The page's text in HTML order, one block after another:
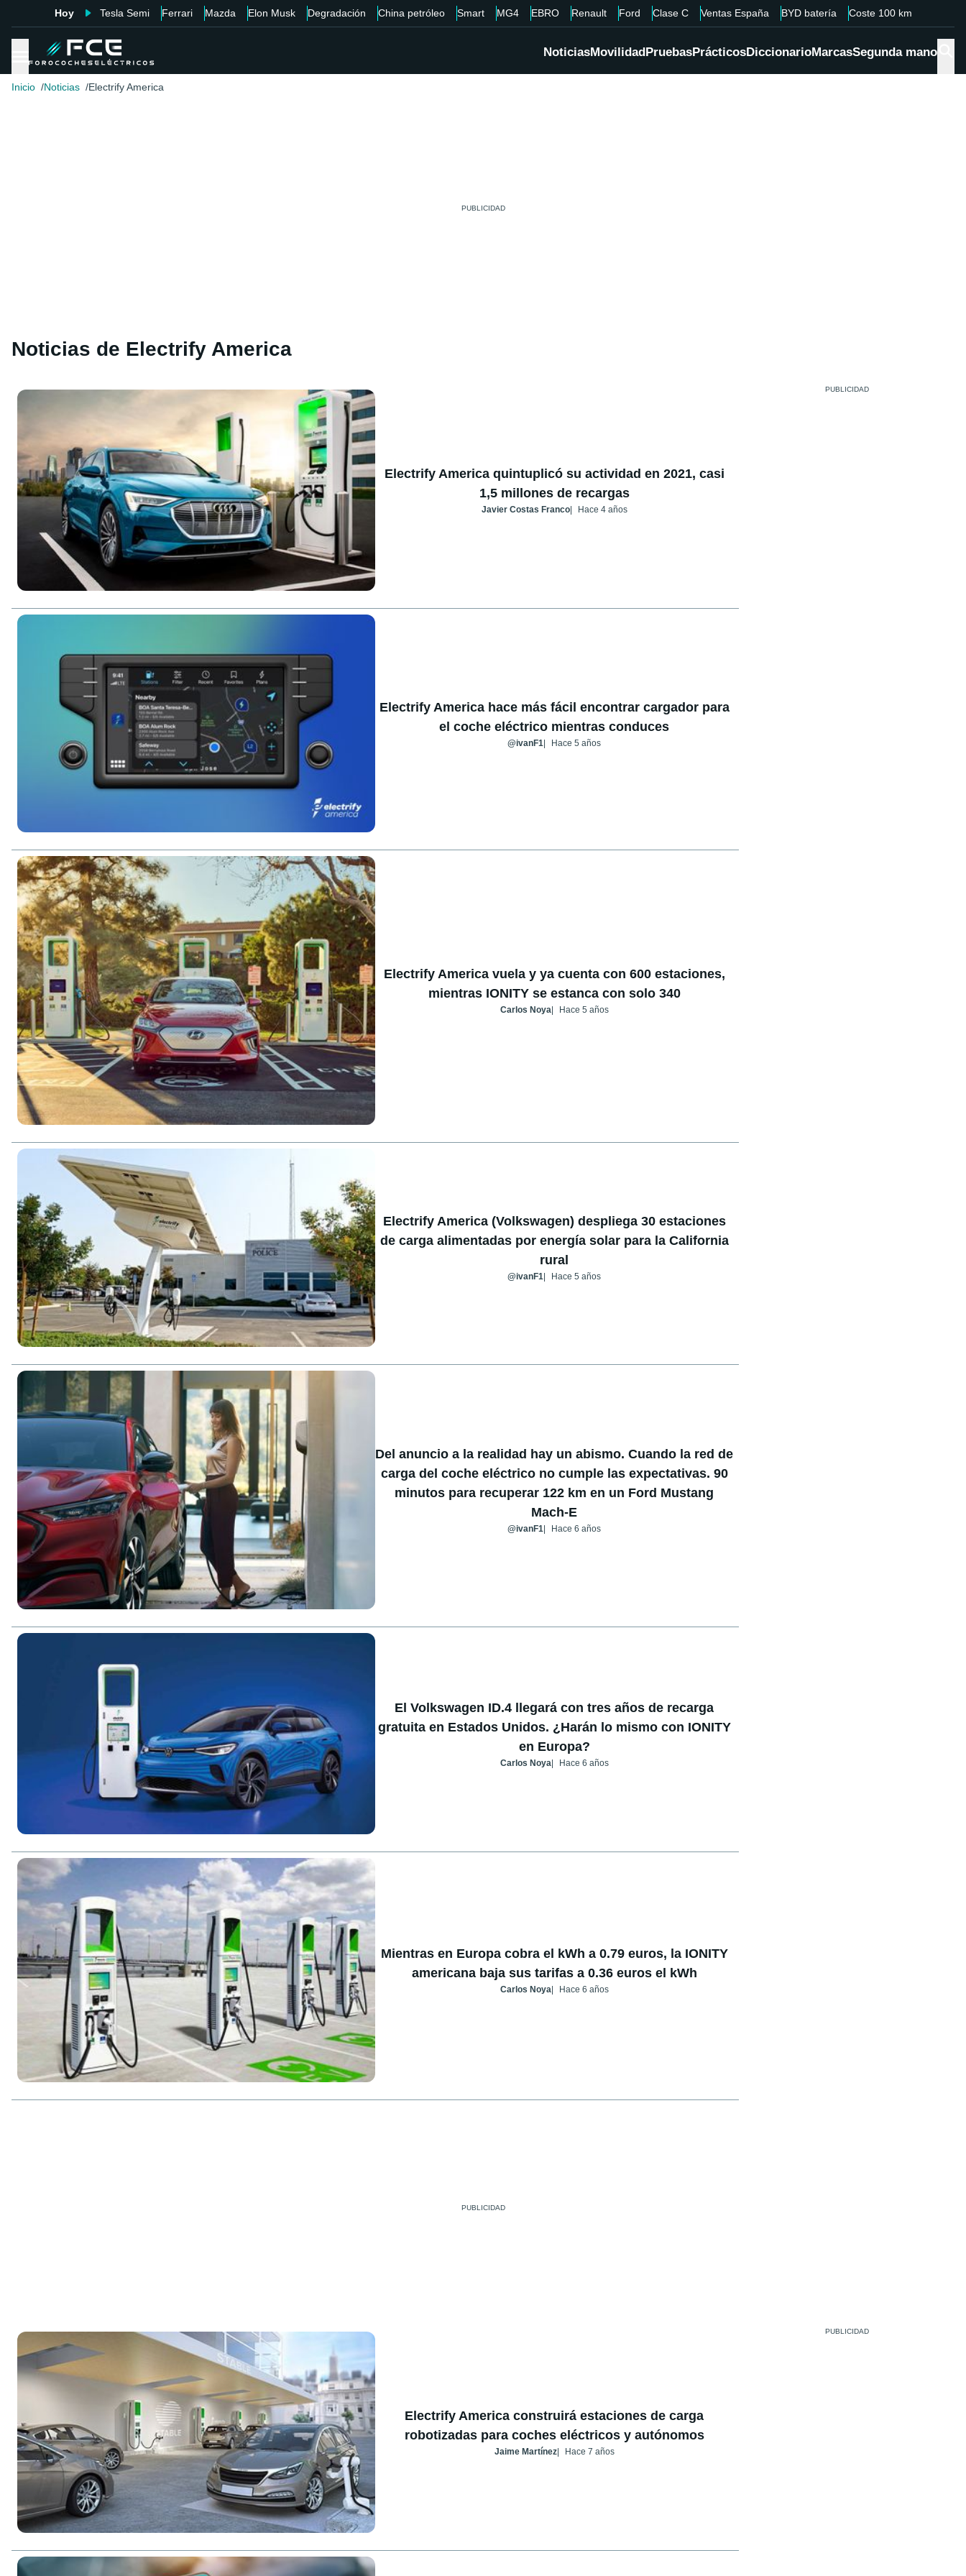
Hoy Tesla Semi Ferrari Mazda Elon Musk Degradación China petróleo Smart MG4 EBRO Renault Ford Clase C Ventas España BYD batería Coste 100 km
NoticiasMovilidadPruebasPrácticosDiccionarioMarcasSegunda mano
Inicio Noticias Electrify America
Noticias de Electrify America
Electrify America quintuplicó su actividad en 2021, casi
1,5 millones de recargas
Javier Costas Franco Hace 4 años
Electrify America hace más fácil encontrar cargador para
el coche eléctrico mientras conduces
@ivanF1 Hace 5 años
Electrify America vuela y ya cuenta con 600 estaciones,
mientras IONITY se estanca con solo 340
Carlos Noya Hace 5 años
Electrify America (Volkswagen) despliega 30 estaciones
de carga alimentadas por energía solar para la California
rural
@ivanF1 Hace 5 años
Del anuncio a la realidad hay un abismo. Cuando la red de
carga del coche eléctrico no cumple las expectativas. 90
minutos para recuperar 122 km en un Ford Mustang
Mach-E
@ivanF1 Hace 6 años
El Volkswagen ID.4 llegará con tres años de recarga
gratuita en Estados Unidos. ¿Harán lo mismo con IONITY
en Europa?
Carlos Noya Hace 6 años
Mientras en Europa cobra el kWh a 0.79 euros, la IONITY
americana baja sus tarifas a 0.36 euros el kWh
Carlos Noya Hace 6 años
Electrify America construirá estaciones de carga
robotizadas para coches eléctricos y autónomos
Jaime Martínez Hace 7 años